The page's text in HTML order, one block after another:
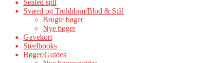
Sealed spil
Sværd og Trolddom/Blod & Stål
Brugte bøger
Nye bøger
Gavekort
Steelbooks
Bøger/Guides